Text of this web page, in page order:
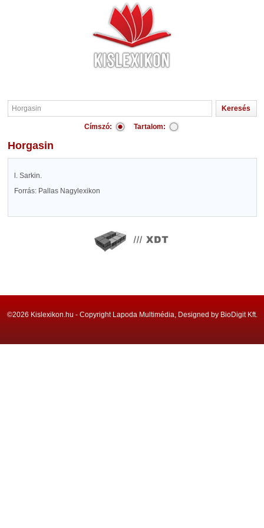
Címszó: Tartalom:
Horgasin
l. Sarkin.
Forrás: Pallas Nagylexikon
©2026 Kislexikon.hu - Copyright Lapoda Multimédia, Designed by BioDigit Kft.